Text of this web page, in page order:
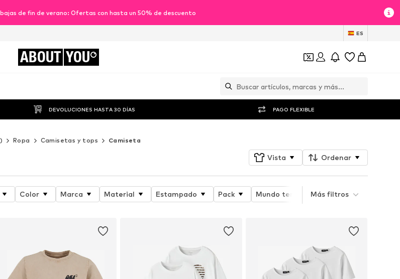
de fin de verano: Ofertas con hasta un 50% de descuento
ES
ABOUT YOU
DEVOLUCIONES HASTA 30 DÍAS PAGO FLEXIBLE
Ropa Camisetas y tops Camiseta
Vista Ordenar
Color Marca Material Estampado Pack Mundo temático Detalles
Más filtros